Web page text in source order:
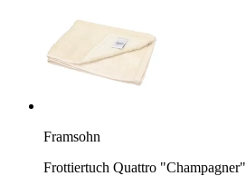
Framsohn
Frottiertuch Quattro "Champagner"